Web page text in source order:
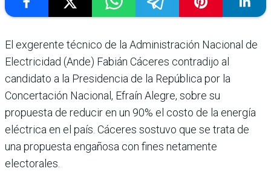
El exgerente técnico de la Administración Nacional de
Electricidad (Ande) Fabián Cáceres contradijo al
candidato a la Presidencia de la República por la
Concertación Nacional, Efraín Alegre, sobre su
propuesta de reducir en un 90% el costo de la energía
eléctrica en el país. Cáceres sostuvo que se trata de
una propuesta engañosa con fines netamente
electorales.